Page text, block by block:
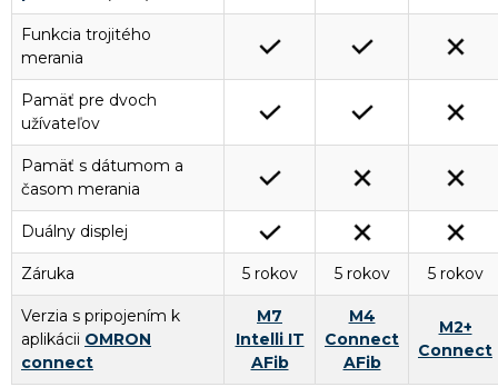
Funkcia trojitého
merania
Pamäť pre dvoch
užívateľov
Pamäť s dátumom a
časom merania
Duálny displej
Záruka 5 rokov 5 rokov 5 rokov
Verzia s pripojením k
aplikácii OMRON
connect
M7
Intelli IT
AFib
M4
Connect
AFib
M2+
Connect